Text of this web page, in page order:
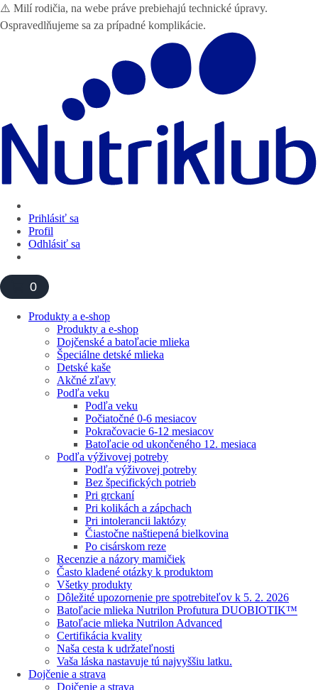
⚠️ Milí rodičia, na webe práve prebiehajú technické úpravy.
Ospravedlňujeme sa za prípadné komplikácie.
Prihlásiť sa
Profil
Odhlásiť sa
0
Produkty a e-shop
Produkty a e-shop
Dojčenské a batoľacie mlieka
Špeciálne detské mlieka
Detské kaše
Akčné zľavy
Podľa veku
Podľa veku
Počiatočné 0-6 mesiacov
Pokračovacie 6-12 mesiacov
Batoľacie od ukončeného 12. mesiaca
Podľa výživovej potreby
Podľa výživovej potreby
Bez špecifických potrieb
Pri grckaní
Pri kolikách a zápchach
Pri intolerancii laktózy
Čiastočne naštiepená bielkovina
Po cisárskom reze
Recenzie a názory mamičiek
Často kladené otázky k produktom
Všetky produkty
Dôležité upozornenie pre spotrebiteľov k 5. 2. 2026
Batoľacie mlieka Nutrilon Profutura DUOBIOTIK™
Batoľacie mlieka Nutrilon Advanced
Certifikácia kvality
Naša cesta k udržateľnosti
Vaša láska nastavuje tú najvyššiu latku.
Dojčenie a strava
Dojčenie a strava